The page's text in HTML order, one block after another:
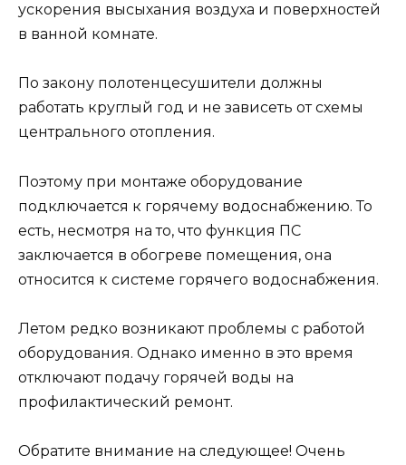
ускорения высыхания воздуха и поверхностей
в ванной комнате.
По закону полотенцесушители должны
работать круглый год и не зависеть от схемы
центрального отопления.
Поэтому при монтаже оборудование
подключается к горячему водоснабжению. То
есть, несмотря на то, что функция ПС
заключается в обогреве помещения, она
относится к системе горячего водоснабжения.
Летом редко возникают проблемы с работой
оборудования. Однако именно в это время
отключают подачу горячей воды на
профилактический ремонт.
Обратите внимание на следующее! Очень